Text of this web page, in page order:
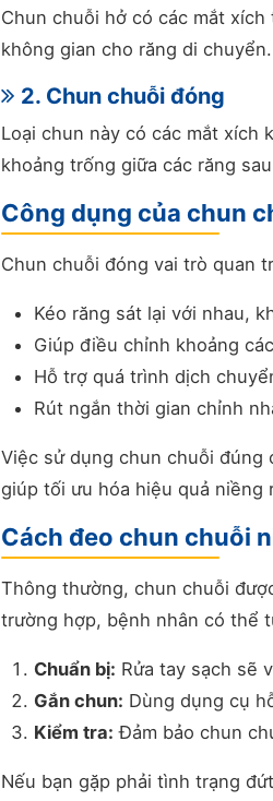
Chun chuỗi hở có các mắt
không gian cho răng di chuyển.
2. Chun chuỗi đóng
Loại chun này có các mắt xích
khoảng trống giữa các răng
Công dụng của chun
Chun chuỗi đóng vai trò quan
Kéo răng sát lại với nhau,
Giúp điều chỉnh khoảng
Hỗ trợ quá trình dịch
Rút ngắn thời gian chỉnh
Việc sử dụng chun chuỗi
giúp tối ưu hóa hiệu quả niềng
Cách đeo chun chuỗi
Thông thường, chun chuỗi
trường hợp, bệnh nhân có thể
Chuẩn bị: Rửa tay sạch sẽ
Gắn chun: Dùng dụng cụ
Kiểm tra: Đảm bảo chun
Nếu bạn gặp phải tình trạng